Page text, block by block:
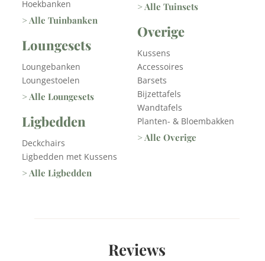
Hoekbanken
> Alle Tuinbanken
Loungesets
Loungebanken
Loungestoelen
> Alle Loungesets
Ligbedden
Deckchairs
Ligbedden met Kussens
> Alle Ligbedden
> Alle Tuinsets
Overige
Kussens
Accessoires
Barsets
Bijzettafels
Wandtafels
Planten- & Bloembakken
> Alle Overige
Reviews